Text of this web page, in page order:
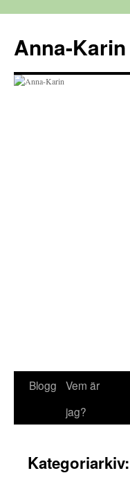
innehåll
Anna-Karin
Blogg
Vem är
jag?
Kategoriarkiv: